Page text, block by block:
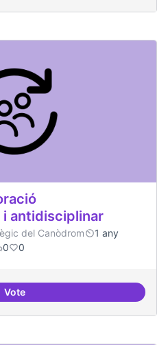
antidisciplinar
del Canòdrom
1 any
0 0
VoteTallers de col·laboració